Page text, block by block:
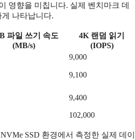
영향을 미칩니다. 실제 벤치마크 데
나타납니다.
파일 쓰기 속도
(MB/s)
4K 랜덤 읽기
(IOPS)
9,000
9,100
9,400
102,000
SSD 환경에서 측정한 실제 데이